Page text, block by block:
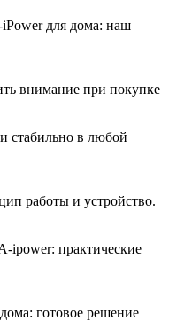
для дома: наш
внимание при покупке
стабильно в любой
работы и устройство.
ipower: практические
готовое решение